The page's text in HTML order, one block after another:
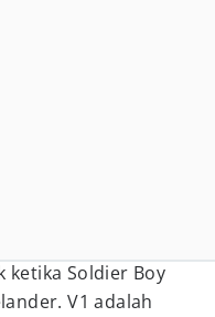
ketika Soldier Boy
V1 adalah